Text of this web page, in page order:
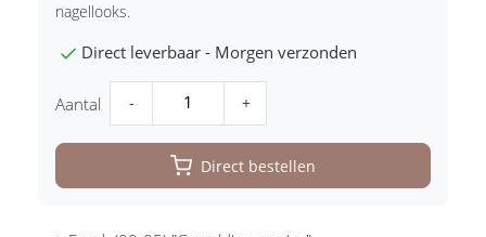
nagellooks.
Direct leverbaar - Morgen verzonden
Aantal - +
Direct bestellen